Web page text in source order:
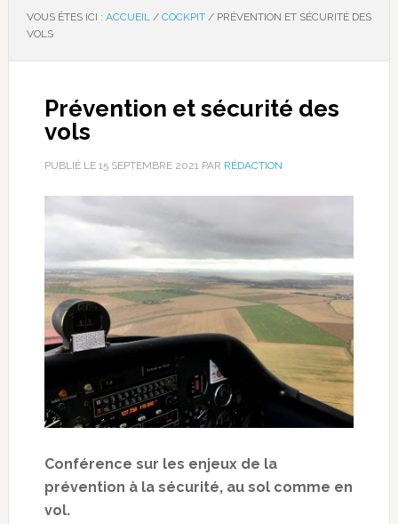
VOUS ÊTES ICI : ACCUEIL / COCKPIT /PRÉVENTION ET SÉCURITÉ DES
VOLS
Prévention et sécurité des
vols
PUBLIÉ LE 15 SEPTEMBRE 2021PAR RÉDACTION
Conférence sur les enjeux de la
prévention à la sécurité, au sol comme en
vol.